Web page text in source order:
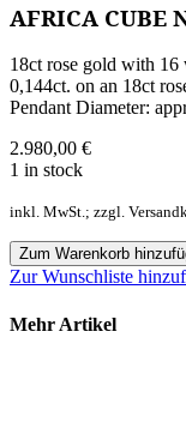
AFRICA CUBE
18ct rose gold with
0,144ct. on an 18ct
Pendant Diameter:
2.980,00 €
1 in stock
inkl. MwSt.; zzgl.
Zum Warenkorb
Zur Wunschliste
Mehr Artikel